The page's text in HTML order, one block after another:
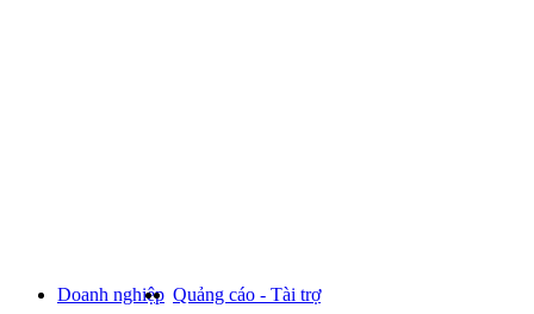
Doanh nghiệp Quảng cáo - Tài trợ